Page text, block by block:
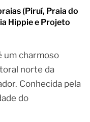
(Piruí, Praia do
Hippie e Projeto
um charmoso
norte da
Conhecida pela
do